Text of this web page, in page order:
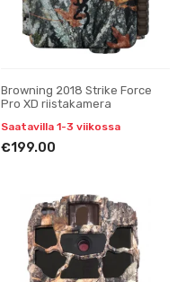
Browning 2018 Strike Force
Pro XD riistakamera
Saatavilla 1-3 viikossa
€199.00